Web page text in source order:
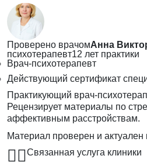
Проверено врачомАнна
психотерапевт12 лет практики
Врач-психотерапевт
Действующий сертификат
Практикующий врач-
Рецензирует материалы по
аффективным расстройствам.
Материал проверен и актуален
👨‍⚕️Связанная услуга клиники